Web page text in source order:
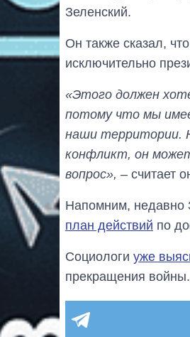
Зеленский.
Он также сказал,
исключительно
«Этого должен
потому что мы
наши территории.
конфликт, он
вопрос», – считает
Напомним, недавно
план действий по
Социологи уже
прекращения войны.